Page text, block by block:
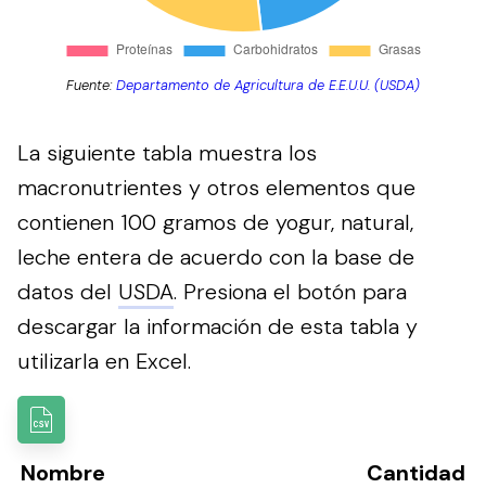
Fuente:Departamento de Agricultura de E.E.U.U. (USDA)
La siguiente tabla muestra los
macronutrientes y otros elementos que
contienen 100 gramos de yogur, natural,
leche entera de acuerdo con la base de
datos del USDA. Presiona el botón para
descargar la información de esta tabla y
utilizarla en Excel.
Nombre
Cantidad